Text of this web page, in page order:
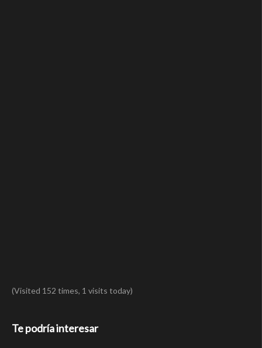
(Visited 152 times, 1 visits today)
Te podría interesar